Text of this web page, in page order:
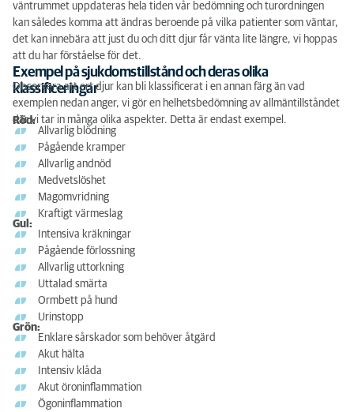
väntrummet uppdateras hela tiden vår bedömning och turordningen
kan således komma att ändras beroende på vilka patienter som väntar,
det kan innebära att just du och ditt djur får vänta lite längre, vi hoppas
att du har förståelse för det.
Exempel på sjukdomstillstånd och deras olika
klassificeringar
Observera att ert djur kan bli klassificerat i en annan färg än vad
exemplen nedan anger, vi gör en helhetsbedömning av allmäntillståndet
där vi tar in många olika aspekter. Detta är endast exempel.
Röd:
Allvarlig blödning
Pågående kramper
Allvarlig andnöd
Medvetslöshet
Magomvridning
Kraftigt värmeslag
Gul:
Intensiva kräkningar
Pågående förlossning
Allvarlig uttorkning
Uttalad smärta
Ormbett på hund
Urinstopp
Grön:
Enklare sårskador som behöver åtgärd
Akut hälta
Intensiv klåda
Akut öroninflammation
Ögoninflammation